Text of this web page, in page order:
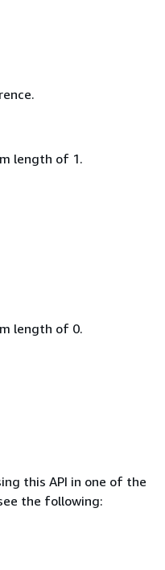
length of 1.
length of 0.
this API in one of the
the following: